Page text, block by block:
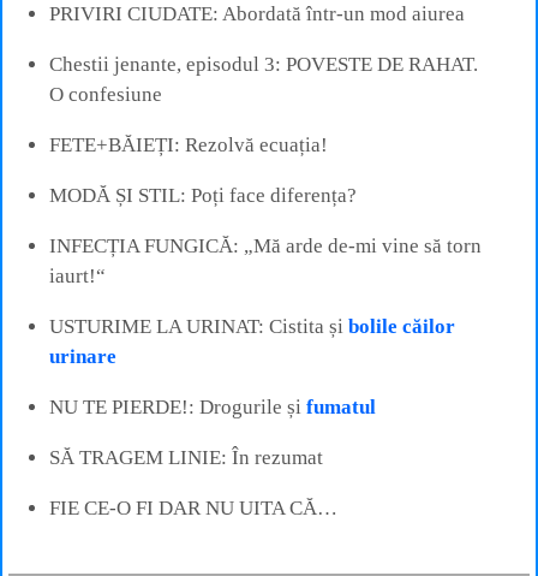
PRIVIRI CIUDATE: Abordată într-un mod aiurea
Chestii jenante, episodul 3: POVESTE DE RAHAT.
O confesiune
FETE+BĂIEȚI: Rezolvă ecuația!
MODĂ ȘI STIL: Poți face diferența?
INFECȚIA FUNGICĂ: „Mă arde de-mi vine să torn
iaurt!“
USTURIME LA URINAT: Cistita și bolile căilor
urinare
NU TE PIERDE!: Drogurile și fumatul
SĂ TRAGEM LINIE: În rezumat
FIE CE-O FI DAR NU UITA CĂ…